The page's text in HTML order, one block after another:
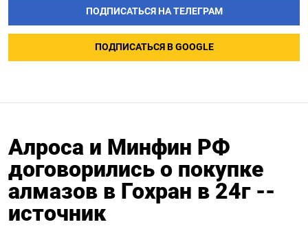
ПОДПИСАТЬСЯ НА ТЕЛЕГРАМ
ПОДПИСАТЬСЯ В GOOGLE
Алроса и Минфин РФ
договорились о покупке
алмазов в Гохран в 24г --
источник